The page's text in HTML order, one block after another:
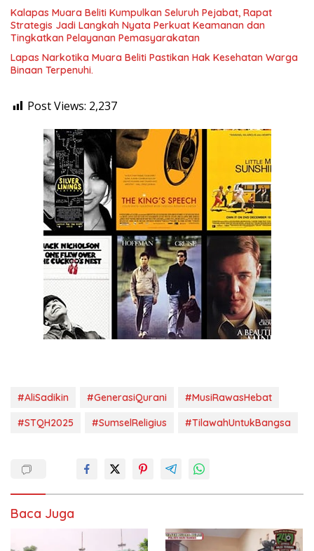
Kalapas Muara Beliti Kumpulkan Seluruh Pejabat, Rapat
Strategis Jadi Langkah Nyata Perkuat Keamanan dan
Tingkatkan Pelayanan Pemasyarakatan
Lapas Narkotika Muara Beliti Pastikan Hak Kesehatan Warga
Binaan Terpenuhi.
Post Views: 2,237
#AliSadikin #GenerasiQurani
#MusiRawasHebat
#STQH2025
#SumselReligius #TilawahUntukBangsa
Baca Juga